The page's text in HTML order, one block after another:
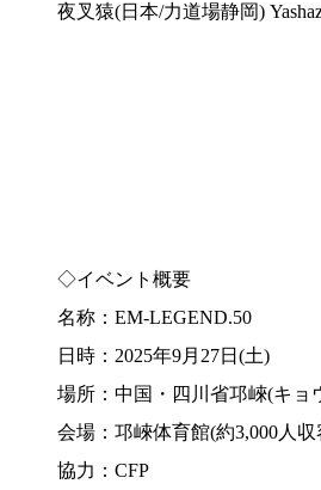
夜叉猿(日本/力道場静岡)
◇イベント概要
名称：EM-LEGEND.50
日時：2025年9月27日(土)
場所：中国・四川省邛崍(キョ
会場：邛崍体育館(約3,000人収
協力：CFP